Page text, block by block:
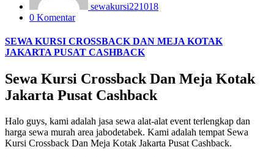
sewakursi221018
0 Komentar
SEWA KURSI CROSSBACK DAN MEJA KOTAK
JAKARTA PUSAT CASHBACK
Sewa Kursi Crossback Dan Meja Kotak
Jakarta Pusat Cashback
Halo guys, kami adalah jasa sewa alat-alat event terlengkap dan
harga sewa murah area jabodetabek. Kami adalah tempat Sewa
Kursi Crossback Dan Meja Kotak Jakarta Pusat Cashback.